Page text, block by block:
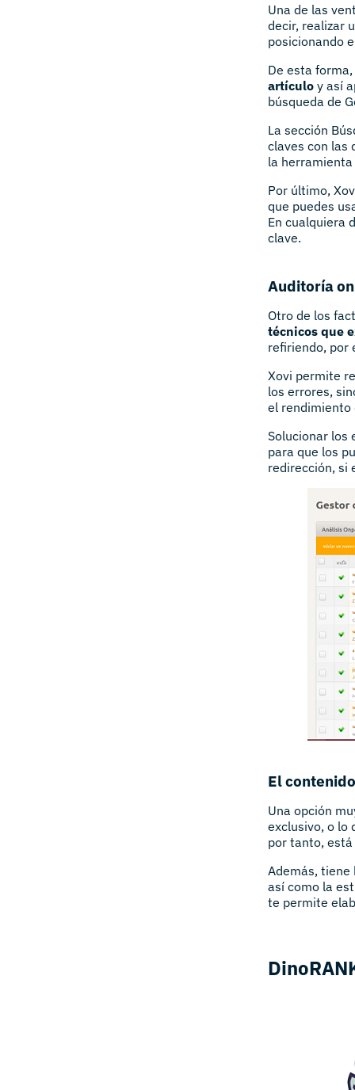
Una de las
decir, realizar
posicionando
De esta
artículo y así
búsqueda de
La sección
claves con las
la
Por último,
que puedes
En cualquiera
clave.
Auditoría
Otro de los
técnicos que
refiriendo, por
Xovi permite
los errores,
el rendimiento
Solucionar los
para que los
redirección, si
El contenido
Una opción
exclusivo, o lo
por tanto,
Además, tiene
así como la
te permite